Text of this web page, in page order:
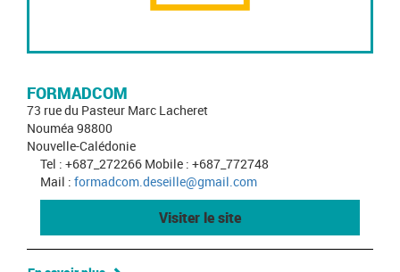
FORMADCOM
73 rue du Pasteur Marc Lacheret
Nouméa 98800
Nouvelle-Calédonie
Tel : +687_272266 Mobile : +687_772748
Mail : formadcom.deseille@gmail.com
Visiter le site